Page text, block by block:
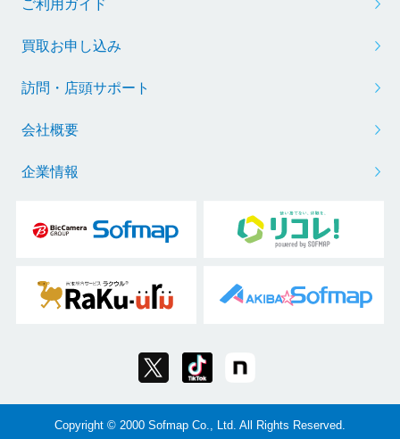
ご利用ガイド
買取お申し込み
訪問・店頭サポート
会社概要
企業情報
Copyright © 2000 Sofmap Co., Ltd. All Rights Reserved.